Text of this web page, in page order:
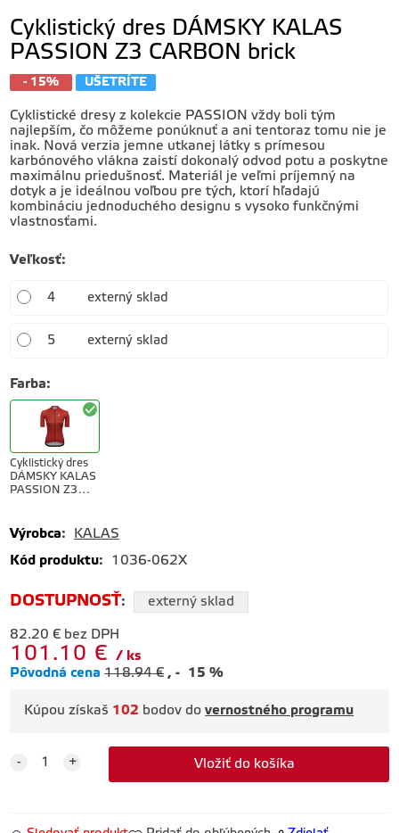
Cyklistický dres DÁMSKY KALAS
PASSION Z3 CARBON brick
- 15% UŠETRÍTE
Cyklistické dresy z kolekcie PASSION vždy boli tým
najlepším, čo môžeme ponúknuť a ani tentoraz tomu nie je
inak. Nová verzia jemne utkanej látky s prímesou
karbónového vlákna zaistí dokonalý odvod potu a poskytne
maximálnu priedušnosť. Materiál je veľmi príjemný na
dotyk a je ideálnou voľbou pre tých, ktorí hľadajú
kombináciu jednoduchého designu s vysoko funkčnými
vlastnosťami.
Veľkosť:
4 externý sklad
5 externý sklad
Farba:
Cyklistický dres
DÁMSKY KALAS
PASSION Z3
Výrobca: KALAS
Kód produktu: 1036-062X
DOSTUPNOSŤ: externý sklad
82.20 € bez DPH
101.10 €
ks
Pôvodná cena 118.94€ - 15 %
Kúpou získaš 102 bodov dovernostného programu